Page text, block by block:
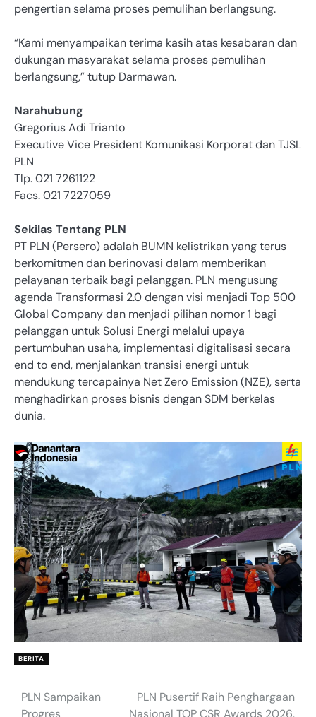
pengertian selama proses pemulihan berlangsung.
“Kami menyampaikan terima kasih atas kesabaran dan
dukungan masyarakat selama proses pemulihan
berlangsung,” tutup Darmawan.
Narahubung
Gregorius Adi Trianto
Executive Vice President Komunikasi Korporat dan TJSL
PLN
Tlp. 021 7261122
Facs. 021 7227059
Sekilas Tentang PLN
PT PLN (Persero) adalah BUMN kelistrikan yang terus
berkomitmen dan berinovasi dalam memberikan
pelayanan terbaik bagi pelanggan. PLN mengusung
agenda Transformasi 2.0 dengan visi menjadi Top 500
Global Company dan menjadi pilihan nomor 1 bagi
pelanggan untuk Solusi Energi melalui upaya
pertumbuhan usaha, implementasi digitalisasi secara
end to end, menjalankan transisi energi untuk
mendukung tercapainya Net Zero Emission (NZE), serta
menghadirkan proses bisnis dengan SDM berkelas
dunia.
BERITA
Post
PLN Sampaikan
PLN Pusertif Raih Penghargaan